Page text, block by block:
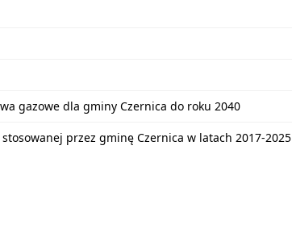
gazowe dla gminy Czernica do roku 2040
przez gminę Czernica w latach 2017-2025